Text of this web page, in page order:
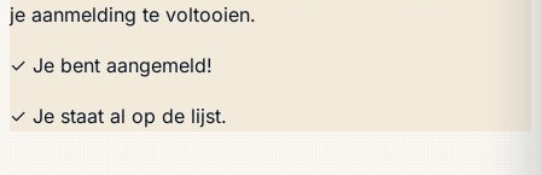
je aanmelding te voltooien.
✓ Je bent aangemeld!
✓ Je staat al op de lijst.